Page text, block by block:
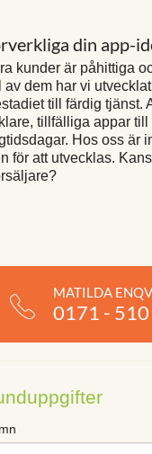
din app-
kunder är påhittiga
av dem har vi
till färdig tjänst.
tillfälliga appar till
Hos oss är
för att utvecklas.
MATILDA
0171 -